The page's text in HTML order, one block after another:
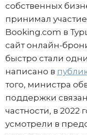
собственных
принимал
Booking.com в
сайт онлайн-
быстро стали
написано в
того, министра
поддержки
частности, в 2022
усмотрели в